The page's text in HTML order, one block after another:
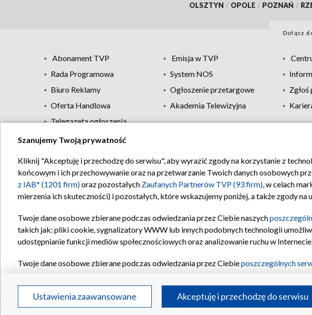
OLSZTYN / OPOLE / POZNAŃ /
Dołącz
Abonament TVP Emisja w TVP
Rada Programowa
System NOS
Biuro Reklamy
Ogłoszenie przetargowe
Oferta Handlowa
Akademia Telewizyjna
Telegazeta ogłoszenia
Regulamin TVP Polityka prywatności
Szanujemy Twoją prywatność
Kliknij "Akceptuję i przechodzę do serwisu", aby wyrazić zgody na korzystanie z
końcowym i ich przechowywanie oraz na przetwarzanie Twoich danych osobowych
z IAB* (1201 firm)oraz pozostałych Zaufanych Partnerów TVP (93 firm), w celach
mierzenia ich skuteczności) i pozostałych, które wskazujemy poniżej, a także zgody
Twoje dane osobowe zbierane podczas odwiedzania przez Ciebie naszych
takich jak: pliki cookie, sygnalizatory WWW lub innych podobnych technologii
udostępnianie funkcji mediów społecznościowych oraz analizowanie ruchu w
Twoje dane osobowe zbierane podczas odwiedzania przez Ciebieposzczególnych
Partnerów TVPdla realizacji następujących celów i funkcji: przechowywania
reklam, tworzenia profilu spersonalizowanych reklam, tworzenia profilu
treści, stosowania badań rynkowych w celu generowania opinii odbiorców,
Ustawienia zaawansowane Akceptuję i przechodzę do serwisu